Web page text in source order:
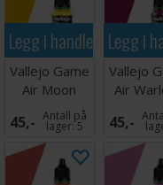
Legg i handlekurven
Vallejo Game
Air Moon
Yellow
45,- Antall på
lager:5
Legg i
Vallejo
Air
45,-